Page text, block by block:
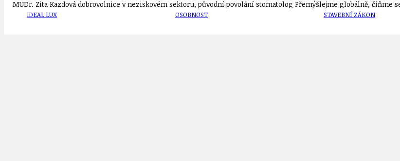
IDEAL LUX OSOBNOST STAVEBNÍ ZÁKON
MUDr. Zita Kazdová dobrovolnice v neziskovém sektoru, původní povolání stomatolog Přemýšlejme globálně, čiňme